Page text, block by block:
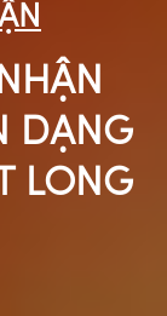
DẠNG
LONG